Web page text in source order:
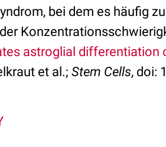
bei dem es häufig
astroglial differentiation
et al.; Stem Cells, doi: